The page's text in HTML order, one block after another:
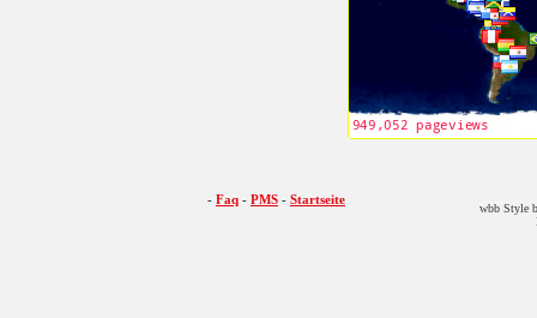
- Faq - PMS - Startseite
wbb Style